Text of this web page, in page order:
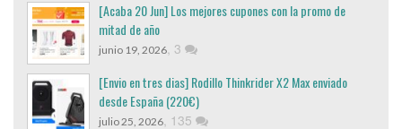
[Acaba 20 Jun] Los mejores cupones con la promo de
mitad de año
junio 19, 2026, 3
[Envio en tres dias] Rodillo Thinkrider X2 Max enviado
desde España (220€)
julio 25, 2026, 135